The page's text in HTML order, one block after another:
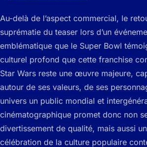
Au-delà de l’aspect commercial, le
suprématie du teaser lors d’un
emblématique que le Super Bowl
culturel profond que cette franchise
Star Wars reste une œuvre majeure,
autour de ses valeurs, de ses
univers un public mondial et
cinématographique promet donc non
divertissement de qualité, mais aussi
célébration de la culture populaire